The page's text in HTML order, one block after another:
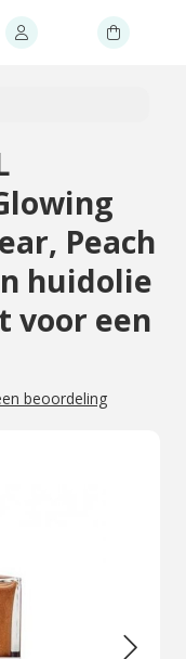
Peach
huidolie
voor een
beoordeling